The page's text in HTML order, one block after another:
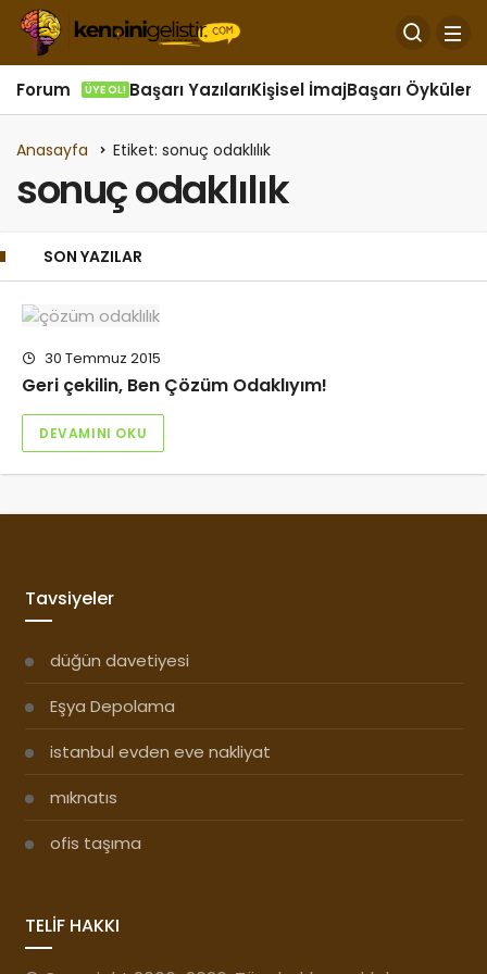
Forum ÜYE OL! Başarı YazılarıKişisel İmajBaşarı Öyküleri
Anasayfa Etiket: sonuç odaklılık
sonuç odaklılık
SON YAZILAR
30 Temmuz 2015
Geri çekilin, Ben Çözüm Odaklıyım!
DEVAMINI OKU
Tavsiyeler
düğün davetiyesi
Eşya Depolama
istanbul evden eve nakliyat
mıknatıs
ofis taşıma
TELİF HAKKI